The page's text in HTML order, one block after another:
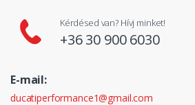
Kérdésed van? Hívj minket!
+36 30 900 6030
E-mail:
ducatiperformance1@gmail.com